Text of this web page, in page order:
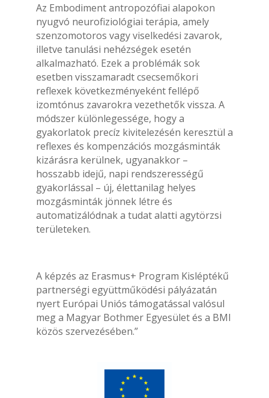
Az Embodiment antropozófiai alapokon
nyugvó neurofiziológiai terápia, amely
szenzomotoros vagy viselkedési zavarok,
illetve tanulási nehézségek esetén
alkalmazható. Ezek a problémák sok
esetben visszamaradt csecsemőkori
reflexek következményeként fellépő
izomtónus zavarokra vezethetők vissza. A
módszer különlegessége, hogy a
gyakorlatok precíz kivitelezésén keresztül a
reflexes és kompenzációs mozgásminták
kizárásra kerülnek, ugyanakkor –
hosszabb idejű, napi rendszerességű
gyakorlással – új, élettanilag helyes
mozgásminták jönnek létre és
automatizálódnak a tudat alatti agytörzsi
területeken.
A képzés az Erasmus+ Program Kisléptékű
partnerségi együttműködési pályázatán
nyert Európai Uniós támogatással valósul
meg a Magyar Bothmer Egyesület és a BMI
közös szervezésében.”